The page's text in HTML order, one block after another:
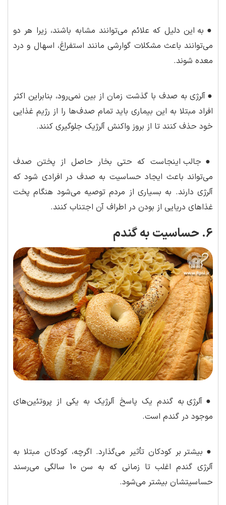
● به این دلیل که علائم می‌توانند مشابه باشند، زیرا هر دو
می‌توانند باعث مشکلات گوارشی مانند استفراغ، اسهال و درد
معده شوند.
●آلرژی به صدف با گذشت زمان از بین نمی‌رود، بنابراین اکثر
افراد مبتلا به این بیماری باید تمام صدف‌ها را از رژیم غذایی
خود حذف کنند تا از بروز واکنش آلرژیک جلوگیری کنند.
● جالب اینجاست که حتی بخار حاصل از پختن صدف
می‌تواند باعث ایجاد حساسیت به صدف در افرادی شود که
آلرژی دارند. به بسیاری از مردم توصیه می‌شود هنگام پخت
غذاهای دریایی از بودن در اطراف آن اجتناب کنند.
6. حساسیت به گندم
●آلرژی به گندم یک پاسخ آلرژیک به یکی از پروتئین‌های
موجود در گندم است.
● بیشتر بر کودکان تأثیر می‌گذارد. اگرچه، کودکان مبتلا به
آلرژی گندم اغلب تا زمانی که به سن 10 سالگی می‌رسند
حساسیتشان بیشتر می‌شود.